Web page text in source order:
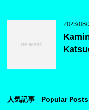
2023/08/
人気記事 Popular Posts